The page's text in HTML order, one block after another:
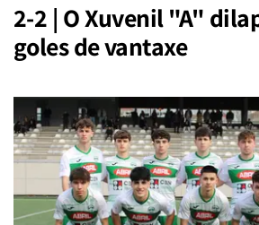
2-2 | O Xuvenil "A"
goles de vantaxe